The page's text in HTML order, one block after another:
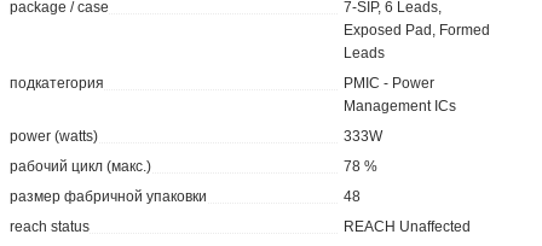
package / case
7-SIP, 6 Leads,
Exposed Pad, Formed
Leads
подкатегория
PMIC - Power
Management ICs
power (watts)
333W
рабочий цикл (макс.)
78 %
размер фабричной упаковки
48
reach status
REACH Unaffected